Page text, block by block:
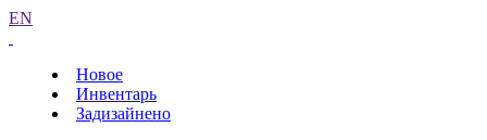
EN
Новое
Инвентарь
Задизайнено